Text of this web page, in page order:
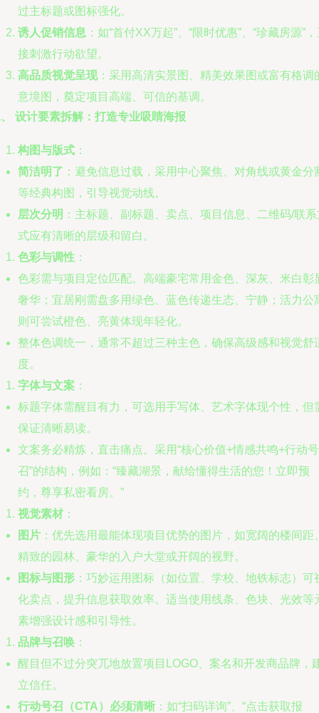
过主标题或图标强化。
诱人促销信息 ：如“首付XX万起”、“限时优惠”、“珍藏房源”
接刺激行动欲望。
高品质视觉呈现：采用高清实景图、精美效果图或富有格调
意境图，奠定项目高端、可信的基调。
设计要素拆解：打造专业吸睛海报
构图与版式 ：
简洁明了 ：避免信息过载，采用中心聚焦、对角线或黄金分
等经典构图，引导视觉动线。
层次分明 ：主标题、副标题、卖点、项目信息、二维码/联
式应有清晰的层级和留白。
色彩与调性 ：
色彩需与项目定位匹配。高端豪宅常用金色、深灰、米白彰
奢华；宜居刚需盘多用绿色、蓝色传递生态、宁静；活力公
则可尝试橙色、亮黄体现年轻化。
整体色调统一，通常不超过三种主色，确保高级感和视觉舒
度。
字体与文案 ：
标题字体需醒目有力，可选用手写体、艺术字体现个性，但
保证清晰易读。
文案务必精炼，直击痛点。采用“核心价值+情感共鸣+行动号
召”的结构，例如：“臻藏湖景，献给懂得生活的您！立即预
约，尊享私密看房。”
视觉素材 ：
图片 ：优先选用最能体现项目优势的图片，如宽阔的楼间距
精致的园林、豪华的入户大堂或开阔的视野。
图标与图形 ：巧妙运用图标（如位置、学校、地铁标志）可
化卖点，提升信息获取效率。适当使用线条、色块、光效等
素增强设计感和引导性。
品牌与召唤 ：
醒目但不过分突兀地放置项目LOGO、案名和开发商品牌，
立信任。
行动号召（CTA）必须清晰 ：如“扫码详询”、“点击获取报